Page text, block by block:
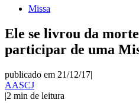
Missa
Ele se livrou da
participar de uma
publicado em 21/12/17|
AASCJ
|2 min de leitura